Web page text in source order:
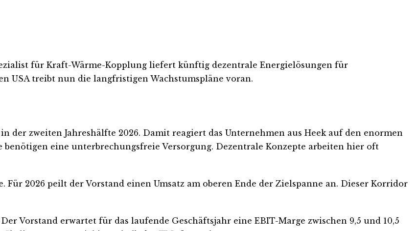
für Kraft-Wärme-Kopplung liefert künftig dezentrale Energielösungen für
USA treibt nun die langfristigen Wachstumspläne voran.
zweiten Jahreshälfte 2026. Damit reagiert das Unternehmen aus Heek auf den enormen
eine unterbrechungsfreie Versorgung. Dezentrale Konzepte arbeiten hier oft
2026 peilt der Vorstand einen Umsatz am oberen Ende der Zielspanne an. Dieser Korridor
Vorstand erwartet für das laufende Geschäftsjahr eine EBIT-Marge zwischen 9,5 und 10,5